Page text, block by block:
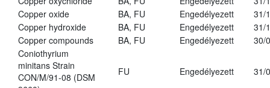
Copper oxide
BA, FU Engedélyezett
31/
Copper hydroxide
BA, FU Engedélyezett
31/
Copper compounds
BA, FU Engedélyezett
30/
Coniothyrium
minitans Strain
CON/M/91-08 (DSM
FU Engedélyezett 31/